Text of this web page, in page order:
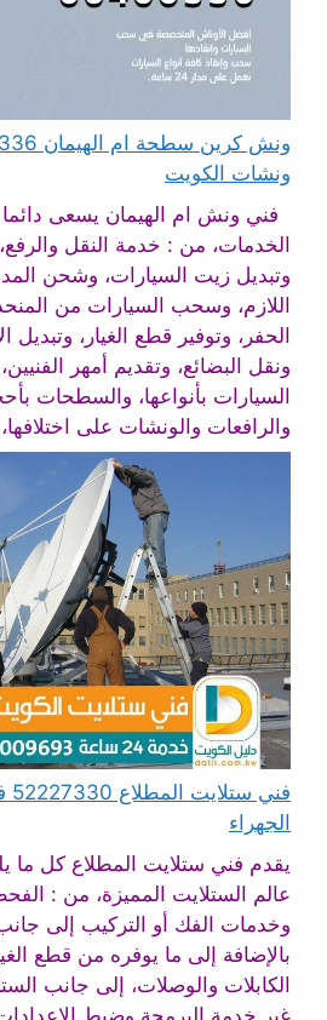
ونشات الكويت
فني ونش ام الهيمان يسعى
الخدمات، من : خدمة النقل والرفع،
وتبديل زيت السيارات، وشحن
اللازم، وسحب السيارات من
الحفر، وتوفير قطع الغيار، وتبديل
ونقل البضائع، وتقديم أمهر
السيارات بأنواعها، والسطحات
والرافعات والونشات على
الجهراء
يقدم فني ستلايت المطلاع كل
عالم الستلايت المميزة، من :
وخدمات الفك أو التركيب إلى
بالإضافة إلى ما يوفره من قطع
الكابلات والوصلات، إلى جانب
غير خدمة البرمجة وضبط